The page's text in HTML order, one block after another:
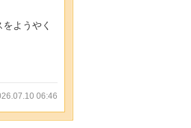
ようやく
06:46